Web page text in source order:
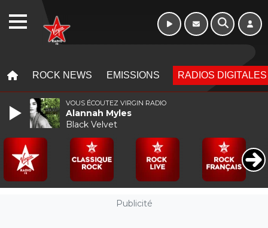
ROCK NEWS EMISSIONS RADIOS DIGITALES
Publicité
VOUS ÉCOUTEZ VIRGIN RADIO
Alannah Myles
Black Velvet
WEBRADIO Week-end de 16h
à 20h